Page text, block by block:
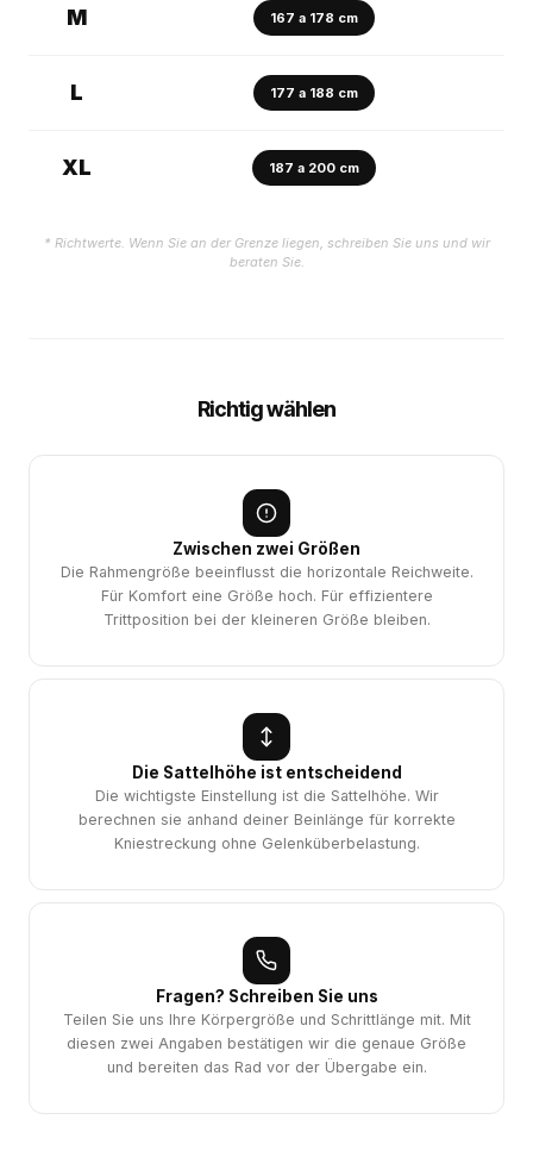
M 167 a 178 cm
L 177 a 188 cm
XL 187 a 200 cm
* Richtwerte. Wenn Sie an der Grenze liegen, schreiben Sie uns und wir
beraten Sie.
Richtig wählen
Zwischen zwei Größen
Die Rahmengröße beeinflusst die horizontale Reichweite.
Für Komfort eine Größe hoch. Für effizientere
Trittposition bei der kleineren Größe bleiben.
Die Sattelhöhe ist entscheidend
Die wichtigste Einstellung ist die Sattelhöhe. Wir
berechnen sie anhand deiner Beinlänge für korrekte
Kniestreckung ohne Gelenküberbelastung.
Fragen? Schreiben Sie uns
Teilen Sie uns Ihre Körpergröße und Schrittlänge mit. Mit
diesen zwei Angaben bestätigen wir die genaue Größe
und bereiten das Rad vor der Übergabe ein.